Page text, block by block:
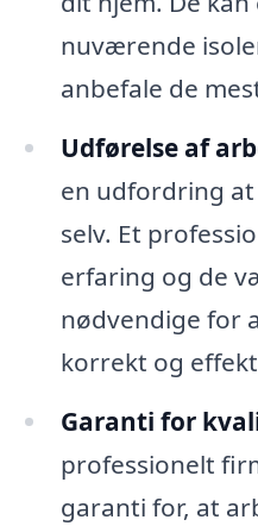
nuværende
anbefale de
Udførelse af
en udfordring
selv. Et
erfaring og de
nødvendige for
korrekt og
Garanti for
professionelt
garanti for, at